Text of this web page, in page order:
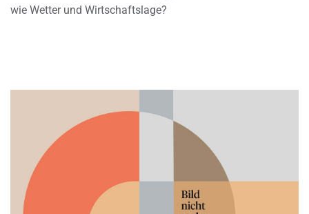
wie Wetter und Wirtschaftslage?